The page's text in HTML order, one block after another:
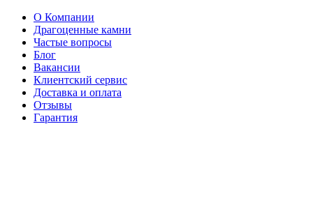
О Компании
Драгоценные камни
Частые вопросы
Блог
Вакансии
Клиентский сервис
Доставка и оплата
Отзывы
Гарантия